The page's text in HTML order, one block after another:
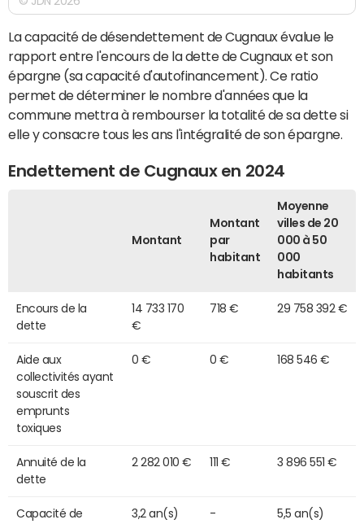
La capacité de désendettement de Cugnaux évalue le
rapport entre l'encours de la dette de Cugnaux et son
épargne (sa capacité d'autofinancement). Ce ratio
permet de déterminer le nombre d'années que la
commune mettra à rembourser la totalité de sa dette si
elle y consacre tous les ans l'intégralité de son épargne.
Endettement de Cugnaux en 2024
Montant
Montant
par
habitant
Moyenne
villes de 20
000 à 50
000
habitants
Encours de la
dette
14 733 170
€
718 € 29 758 392 €
Aide aux
collectivités ayant
souscrit des
emprunts
toxiques
0 € 0 € 168 546 €
Annuité de la
dette
2 282 010 € 111 € 3 896 551 €
Capacité de
3,2 an(s) - 5,5 an(s)